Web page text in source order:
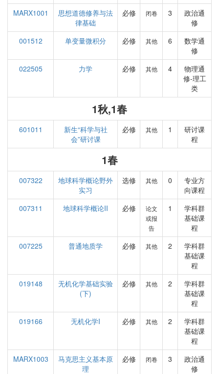
MARX1001
思想道德修养与法
律基础
必修 闭卷 3
政治通
修
001512
单变量微积分 必修 其他 6
数学通
修
022505
力学 必修 其他 4
物理通
修-理工
类
1秋,1春
601011
新生“科学与社
会”研讨课
必修 其他 1
研讨课
程
1春
007322
地球科学概论野外
实习
选修 其他 0
专业方
向课程
007311
地球科学概论II 必修
论文
或报
告
1
学科群
基础课
程
007225
普通地质学 必修 其他 2
学科群
基础课
程
019148
无机化学基础实验
(下)
必修 其他 2
学科群
基础课
程
019166
无机化学I 必修 其他 2
学科群
基础课
程
MARX1003
马克思主义基本原
理
必修 闭卷 3
政治通
修